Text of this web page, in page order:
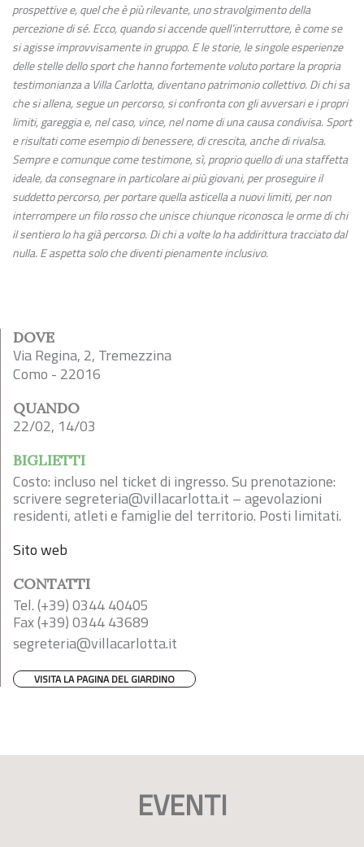
prospettive e, quel che è più rilevante, uno stravolgimento della
percezione di sé. Ecco, quando si accende quell’interruttore, è come se
si agisse improvvisamente in gruppo. E le storie, le singole esperienze
delle stelle dello sport che hanno fortemente voluto portare la propria
testimonianza a Villa Carlotta, diventano patrimonio collettivo. Di chi sa
che si allena, segue un percorso, si confronta con gli avversari e i propri
limiti, gareggia e, nel caso, vince, nel nome di una causa condivisa. Sport
e risultati come esempio di benessere, di crescita, anche di rivalsa.
Sempre e comunque come testimone, sì, proprio quello di una staffetta
ideale, da consegnare in particolare ai più giovani, per proseguire il
suddetto percorso, per portare quella asticella a nuovi limiti, per non
interrompere un filo rosso che unisce chiunque riconosca le orme di chi
il sentiero lo ha già percorso. Di chi a volte lo ha addirittura tracciato dal
nulla. E aspetta solo che diventi pienamente inclusivo.
DOVE
Via Regina, 2, Tremezzina
Como - 22016
QUANDO
22/02, 14/03
BIGLIETTI
Costo: incluso nel ticket di ingresso. Su prenotazione:
scriveresegreteria@villacarlotta.it – agevolazioni
residenti, atleti e famiglie del territorio. Posti limitati.
Sito web
CONTATTI
Tel. (+39) 0344 40405
Fax (+39) 0344 43689
segreteria@villacarlotta.it
VISITA LA PAGINA DEL GIARDINO
EVENTI